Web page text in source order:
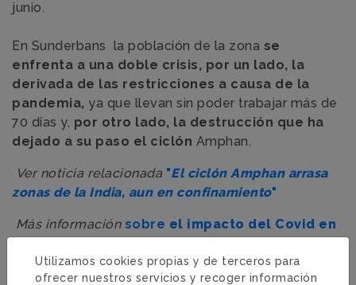
junio.
En Sunderbans la población de la zona se
enfrenta a una doble crisis, por un lado, la
derivada de las restricciones a causa de la
pandemia, ya que llevan sin poder trabajar más de
70 días y, por otro lado, la destrucción que ha
dejado a su paso el ciclón Amphan.
Ver noticia relacionada "El ciclón Amphan arrasa
zonas de la India, aun en confinamiento"
Más información sobre el impacto del Covid en
Utilizamos cookies propias y de terceros para
ofrecer nuestros servicios y recoger información